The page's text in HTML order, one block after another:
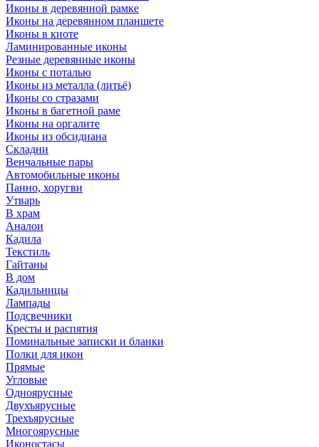
Иконы в деревянной рамке
Иконы на деревянном планшете
Иконы в киоте
Ламинированные иконы
Резные деревянные иконы
Иконы с поталью
Иконы из металла (литьё)
Иконы со стразами
Иконы в багетной раме
Иконы на оргалите
Иконы из обсидиана
Складни
Венчальные пары
Автомобильные иконы
Панно, хоругви
Утварь
В храм
Аналои
Кадила
Текстиль
Гайтаны
В дом
Кадильницы
Лампады
Подсвечники
Кресты и распятия
Поминальные записки и бланки
Полки для икон
Прямые
Угловые
Одноярусные
Двухъярусные
Трехъярусные
Многоярусные
Иконостасы